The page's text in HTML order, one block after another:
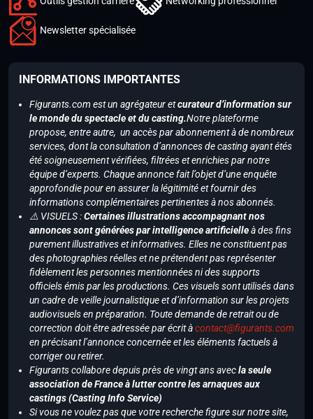
Newsletter spécialisée
INFORMATIONS IMPORTANTES
Figurants.com est un agrégateur etcurateur d’information sur
le monde du spectacle et du casting.Notre plateforme
propose, entre autre, un accès par abonnement à de nombreux
services, dont la consultation d’annonces de casting ayant étés
été soigneusement vérifiées, filtrées et enrichies par notre
équipe d’experts. Chaque annonce fait l’objet d’une enquête
approfondie pour en assurer la légitimité et fournir des
informations complémentaires pertinentes à nos abonnés.
⚠️ VISUELS :Certaines illustrations accompagnant nos
annonces sont générées par intelligence artificielleà des fins
purement illustratives et informatives. Elles ne constituent pas
des photographies réelles et ne prétendent pas représenter
fidèlement les personnes mentionnées ni des supports
officiels émis par les productions. Ces visuels sont utilisés dans
un cadre de veille journalistique et d’information sur les projets
audiovisuels en préparation. Toute demande de retrait ou de
correction doit être adressée par écrit àcontact@figurants.com
en précisant l’annonce concernée et les éléments factuels à
corriger ou retirer.
Figurants collabore depuis près de vingt ans avecla seule
association de France à lutter contre les arnaques aux
castings (Casting Info Service)
Si vous ne voulez pas que votre recherche figure sur notre site,